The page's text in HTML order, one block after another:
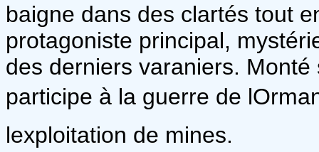
baigne dans des clartés tout
protagoniste principal,
des derniers varaniers.
participe à la guerre de
lexploitation de mines.